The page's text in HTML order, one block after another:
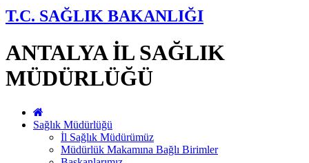
T.C. SAĞLIK BAKANLIĞI
ANTALYA İL SAĞLIK
MÜDÜRLÜĞÜ
Sağlık Müdürlüğü
İl Sağlık Müdürümüz
Müdürlük Makamına Bağlı Birimler